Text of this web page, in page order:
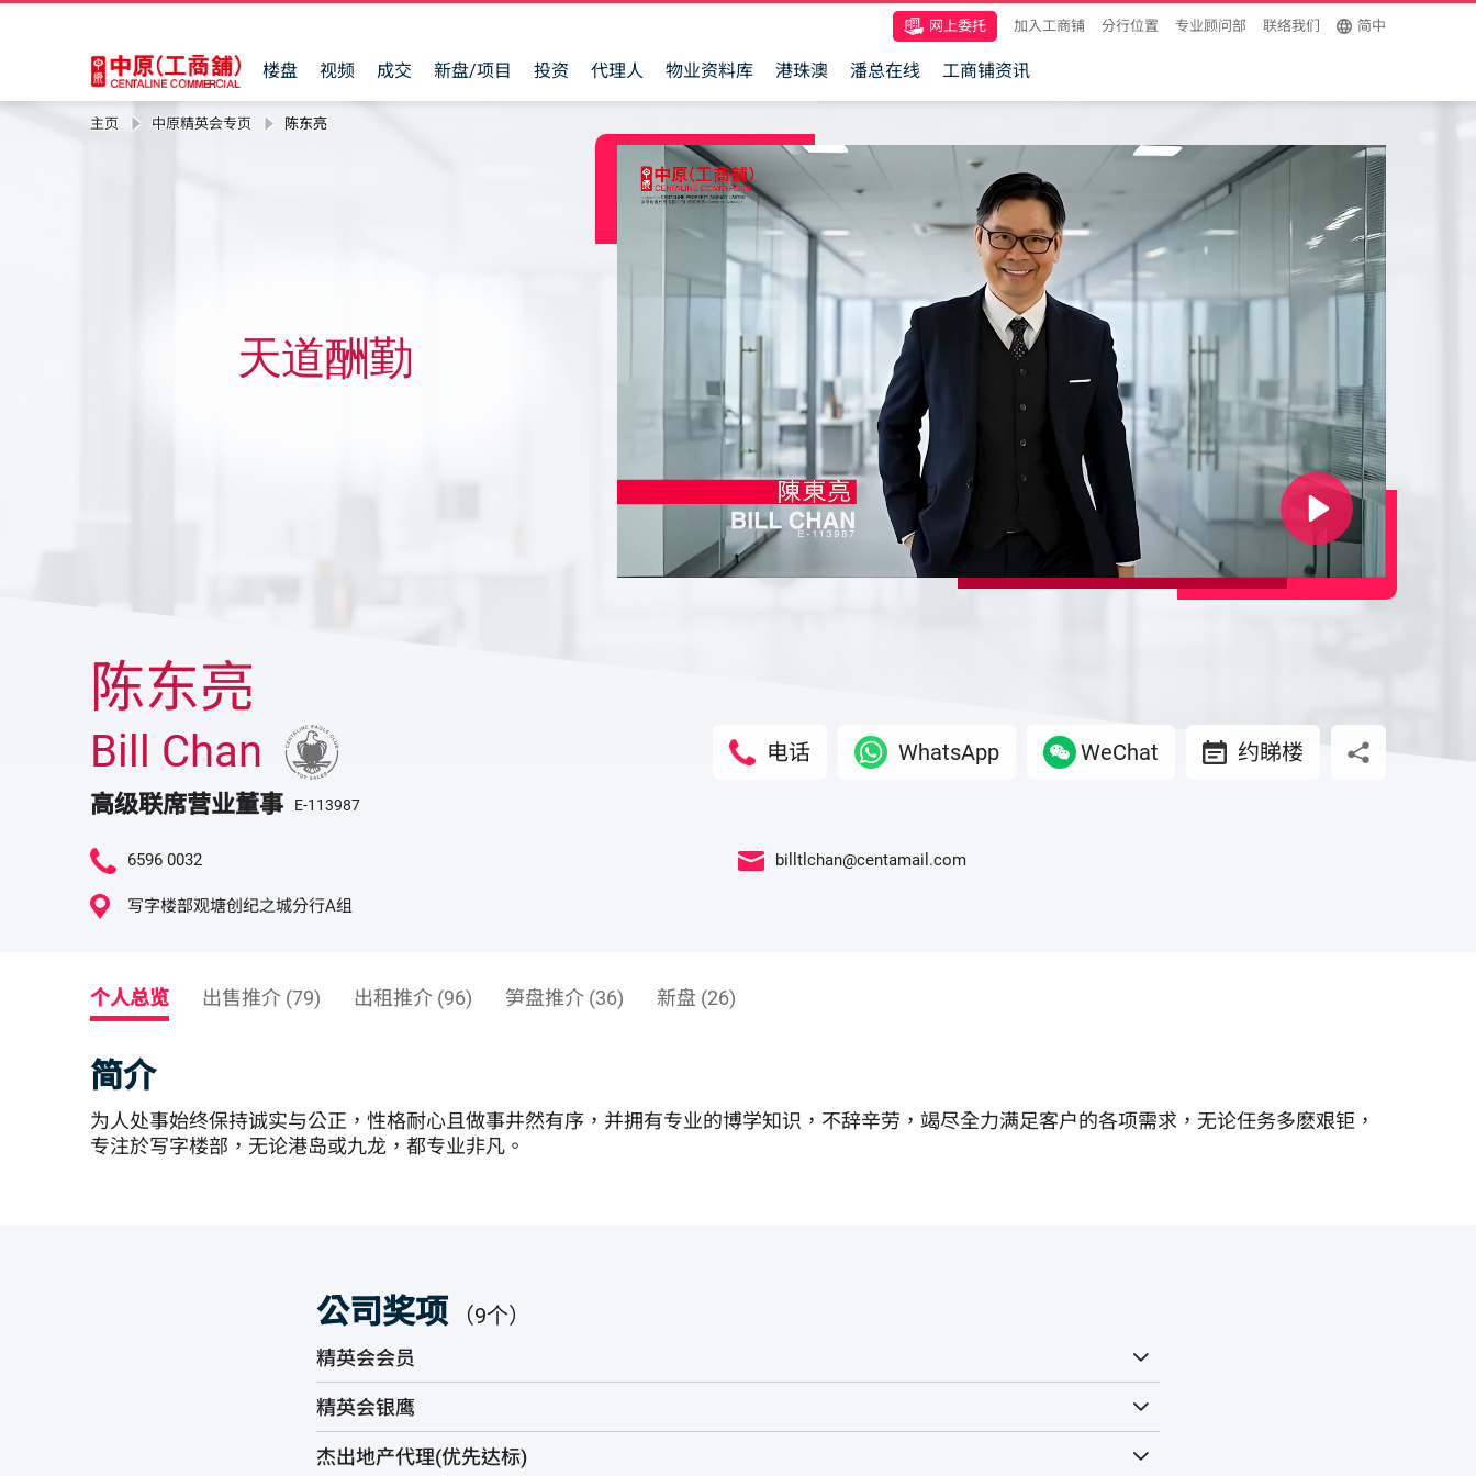
网上委托 加入工商铺 分行位置 专业顾问部 联络我们 简中
楼盘 视频 成交 新盘/项目 投资 代理人 物业资料库 港珠澳 潘总在线 工商铺资讯
主页 中原精英会专页 陈东亮
Play
陈东亮
Bill Chan 电话 WhatsApp WeChat 约睇楼
高级联席营业董事 E-113987
6596 0032 billtlchan@centamail.com
写字楼部观塘创纪之城分行A组
个人总览 出售推介 (79) 出租推介 (96) 笋盘推介 (36) 新盘 (26)
简介
为人处事始终保持诚实与公正，性格耐心且做事井然有序，并拥有专业的博学知识，不辞辛劳，竭尽全力满足客户的各项需求，无论任务多麽艰钜，
专注於写字楼部，无论港岛或九龙，都专业非凡。
公司奖项 （9个）
精英会会员
精英会银鹰
杰出地产代理(优先达标)